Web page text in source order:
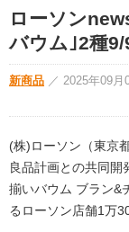
ローソン
バウム｣2種9/
新商品 ／ 2025年09月
(株)ローソン（東京
良品計画との共同開
揃いバウム ブラン&
るローソン店舗1万